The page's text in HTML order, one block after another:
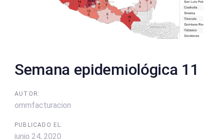
Semana epidemiológica 11
AUTOR:
ommfacturacion
PUBLICADO EL:
junio 24, 2020